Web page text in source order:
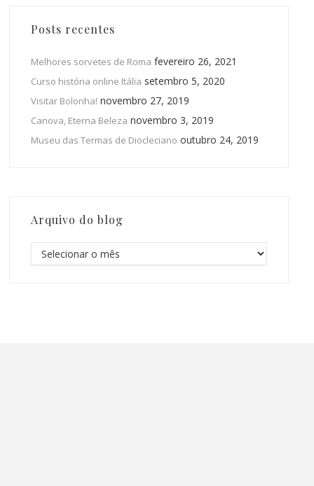
Posts recentes
Melhores sorvetes de Roma fevereiro 26, 2021
Curso história online Itália setembro 5, 2020
Visitar Bolonha! novembro 27, 2019
Canova, Eterna Beleza novembro 3, 2019
Museu das Termas de Diocleciano outubro 24, 2019
Arquivo do blog